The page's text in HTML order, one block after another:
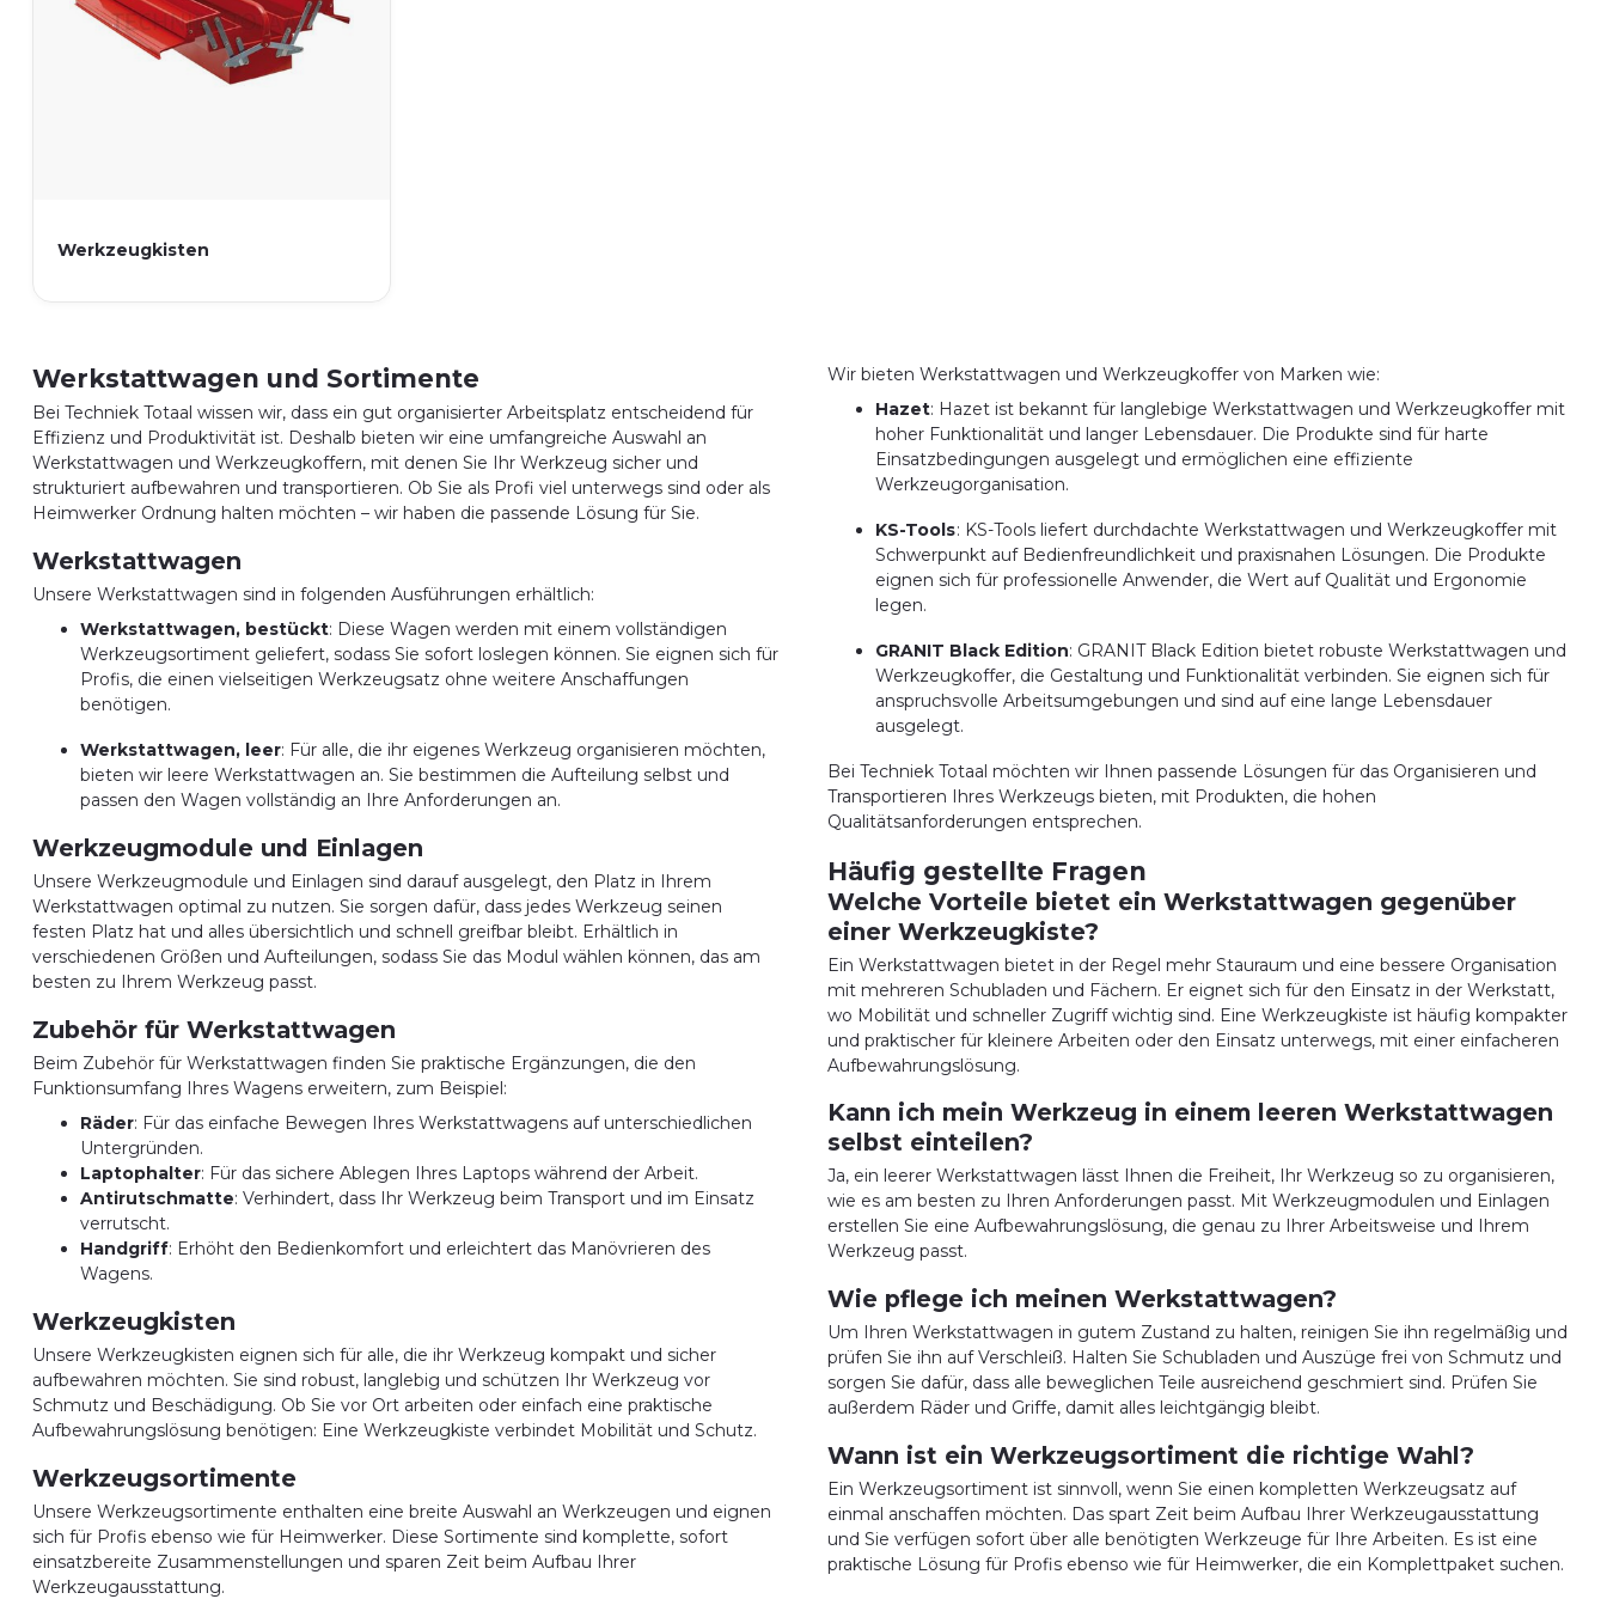
Werkzeugkisten
Werkstattwagen und Sortimente
Bei Techniek Totaal wissen wir, dass ein gut organisierter Arbeitsplatz entscheidend für
Effizienz und Produktivität ist. Deshalb bieten wir eine umfangreiche Auswahl an
Werkstattwagen und Werkzeugkoffern, mit denen Sie Ihr Werkzeug sicher und
strukturiert aufbewahren und transportieren. Ob Sie als Profi viel unterwegs sind oder als
Heimwerker Ordnung halten möchten – wir haben die passende Lösung für Sie.
Werkstattwagen
Unsere Werkstattwagen sind in folgenden Ausführungen erhältlich:
Werkstattwagen, bestückt: Diese Wagen werden mit einem vollständigen
Werkzeugsortiment geliefert, sodass Sie sofort loslegen können. Sie eignen sich für
Profis, die einen vielseitigen Werkzeugsatz ohne weitere Anschaffungen
benötigen.
Werkstattwagen, leer: Für alle, die ihr eigenes Werkzeug organisieren möchten,
bieten wir leere Werkstattwagen an. Sie bestimmen die Aufteilung selbst und
passen den Wagen vollständig an Ihre Anforderungen an.
Werkzeugmodule und Einlagen
Unsere Werkzeugmodule und Einlagen sind darauf ausgelegt, den Platz in Ihrem
Werkstattwagen optimal zu nutzen. Sie sorgen dafür, dass jedes Werkzeug seinen
festen Platz hat und alles übersichtlich und schnell greifbar bleibt. Erhältlich in
verschiedenen Größen und Aufteilungen, sodass Sie das Modul wählen können, das am
besten zu Ihrem Werkzeug passt.
Zubehör für Werkstattwagen
Beim Zubehör für Werkstattwagen finden Sie praktische Ergänzungen, die den
Funktionsumfang Ihres Wagens erweitern, zum Beispiel:
Räder: Für das einfache Bewegen Ihres Werkstattwagens auf unterschiedlichen
Untergründen.
Laptophalter: Für das sichere Ablegen Ihres Laptops während der Arbeit.
Antirutschmatte: Verhindert, dass Ihr Werkzeug beim Transport und im Einsatz
verrutscht.
Handgriff: Erhöht den Bedienkomfort und erleichtert das Manövrieren des
Wagens.
Werkzeugkisten
Unsere Werkzeugkisten eignen sich für alle, die ihr Werkzeug kompakt und sicher
aufbewahren möchten. Sie sind robust, langlebig und schützen Ihr Werkzeug vor
Schmutz und Beschädigung. Ob Sie vor Ort arbeiten oder einfach eine praktische
Aufbewahrungslösung benötigen: Eine Werkzeugkiste verbindet Mobilität und Schutz.
Werkzeugsortimente
Unsere Werkzeugsortimente enthalten eine breite Auswahl an Werkzeugen und eignen
sich für Profis ebenso wie für Heimwerker. Diese Sortimente sind komplette, sofort
einsatzbereite Zusammenstellungen und sparen Zeit beim Aufbau Ihrer
Werkzeugausstattung.
Wir bieten Werkstattwagen und Werkzeugkoffer von Marken wie:
Hazet: Hazet ist bekannt für langlebige Werkstattwagen und Werkzeugkoffer mit
hoher Funktionalität und langer Lebensdauer. Die Produkte sind für harte
Einsatzbedingungen ausgelegt und ermöglichen eine effiziente
Werkzeugorganisation.
KS-Tools: KS-Tools liefert durchdachte Werkstattwagen und Werkzeugkoffer mit
Schwerpunkt auf Bedienfreundlichkeit und praxisnahen Lösungen. Die Produkte
eignen sich für professionelle Anwender, die Wert auf Qualität und Ergonomie
legen.
GRANIT Black Edition: GRANIT Black Edition bietet robuste Werkstattwagen und
Werkzeugkoffer, die Gestaltung und Funktionalität verbinden. Sie eignen sich für
anspruchsvolle Arbeitsumgebungen und sind auf eine lange Lebensdauer
ausgelegt.
Bei Techniek Totaal möchten wir Ihnen passende Lösungen für das Organisieren und
Transportieren Ihres Werkzeugs bieten, mit Produkten, die hohen
Qualitätsanforderungen entsprechen.
Häufig gestellte Fragen
Welche Vorteile bietet ein Werkstattwagen gegenüber
einer Werkzeugkiste?
Ein Werkstattwagen bietet in der Regel mehr Stauraum und eine bessere Organisation
mit mehreren Schubladen und Fächern. Er eignet sich für den Einsatz in der Werkstatt,
wo Mobilität und schneller Zugriff wichtig sind. Eine Werkzeugkiste ist häufig kompakter
und praktischer für kleinere Arbeiten oder den Einsatz unterwegs, mit einer einfacheren
Aufbewahrungslösung.
Kann ich mein Werkzeug in einem leeren Werkstattwagen
selbst einteilen?
Ja, ein leerer Werkstattwagen lässt Ihnen die Freiheit, Ihr Werkzeug so zu organisieren,
wie es am besten zu Ihren Anforderungen passt. Mit Werkzeugmodulen und Einlagen
erstellen Sie eine Aufbewahrungslösung, die genau zu Ihrer Arbeitsweise und Ihrem
Werkzeug passt.
Wie pflege ich meinen Werkstattwagen?
Um Ihren Werkstattwagen in gutem Zustand zu halten, reinigen Sie ihn regelmäßig und
prüfen Sie ihn auf Verschleiß. Halten Sie Schubladen und Auszüge frei von Schmutz und
sorgen Sie dafür, dass alle beweglichen Teile ausreichend geschmiert sind. Prüfen Sie
außerdem Räder und Griffe, damit alles leichtgängig bleibt.
Wann ist ein Werkzeugsortiment die richtige Wahl?
Ein Werkzeugsortiment ist sinnvoll, wenn Sie einen kompletten Werkzeugsatz auf
einmal anschaffen möchten. Das spart Zeit beim Aufbau Ihrer Werkzeugausstattung
und Sie verfügen sofort über alle benötigten Werkzeuge für Ihre Arbeiten. Es ist eine
praktische Lösung für Profis ebenso wie für Heimwerker, die ein Komplettpaket suchen.